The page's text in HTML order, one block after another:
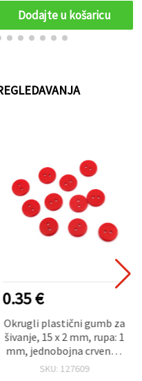
pakiranje
Dodajte u košaricu
0.35 €
Okrugli plastični gumb za
šivanje, 15 x 2 mm, rupa: 1
mm, jednobojna crvena -
20 kom
SKU: 127609